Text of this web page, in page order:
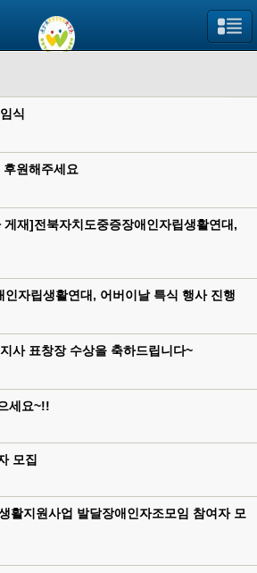
식
원해주세요
재]전북자치도중증장애인자립생활연대,
인자립생활연대, 어버이날 특식 행사 진행
사 표창장 수상을 축하드립니다~
세요~!!
모집
활지원사업 발달장애인자조모임 참여자 모